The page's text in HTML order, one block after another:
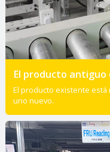
El producto
El producto existente
uno nuevo.